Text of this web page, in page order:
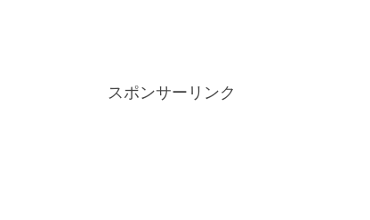
スポンサーリンク